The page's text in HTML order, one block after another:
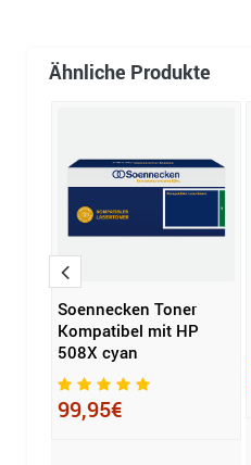
Ähnliche Produkte
Soennecken Toner
Kompatibel mit HP
508X cyan
99,95€